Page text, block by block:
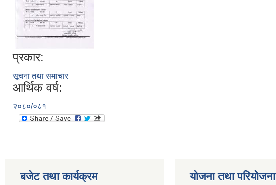
प्रकार:
सूचना तथा समाचार
आर्थिक वर्ष:
२०८०/०८१
बजेट तथा कार्यक्रम योजना तथा परियोजना